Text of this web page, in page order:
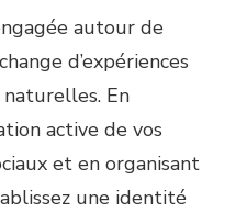
autour de
d’expériences
En
active de vos
et en organisant
une identité